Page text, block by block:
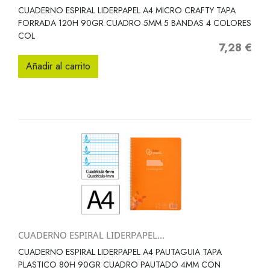
CUADERNO ESPIRAL LIDERPAPEL A4 MICRO CRAFTY TAPA
FORRADA 120H 90GR CUADRO 5MM 5 BANDAS 4 COLORES
COL
Precio
7,28 €
Añadir al carrito
CUADERNO ESPIRAL LIDERPAPEL...
CUADERNO ESPIRAL LIDERPAPEL A4 PAUTAGUIA TAPA
PLASTICO 80H 90GR CUADRO PAUTADO 4MM CON